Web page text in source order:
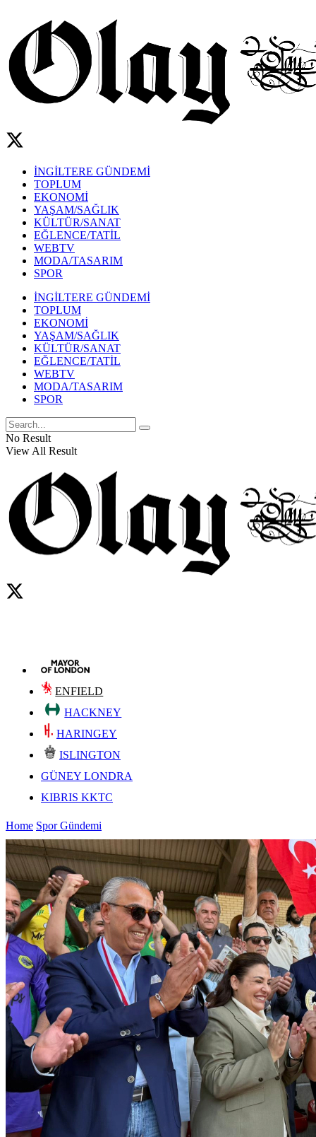
İNGİLTERE GÜNDEMİ
TOPLUM
EKONOMİ
YAŞAM/SAĞLIK
KÜLTÜR/SANAT
EĞLENCE/TATİL
WEBTV
MODA/TASARIM
SPOR
İNGİLTERE GÜNDEMİ
TOPLUM
EKONOMİ
YAŞAM/SAĞLIK
KÜLTÜR/SANAT
EĞLENCE/TATİL
WEBTV
MODA/TASARIM
SPOR
No Result
View All Result
ENFIELD
HACKNEY
HARINGEY
ISLINGTON
GÜNEY LONDRA
KIBRIS KKTC
Home Spor Gündemi